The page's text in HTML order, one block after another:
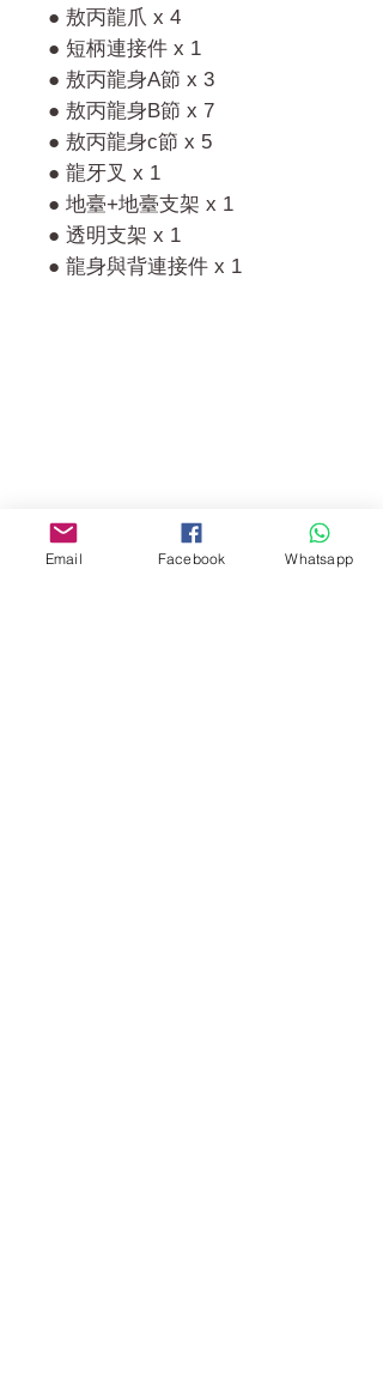
● 敖丙龍爪 x 4
● 短柄連接件 x 1
● 敖丙龍身A節 x 3
● 敖丙龍身B節 x 7
● 敖丙龍身c節 x 5
● 龍牙叉 x 1
● 地臺+地臺支架 x 1
● 透明支架 x 1
● 龍身與背連接件 x 1
Email Facebook Whatsapp